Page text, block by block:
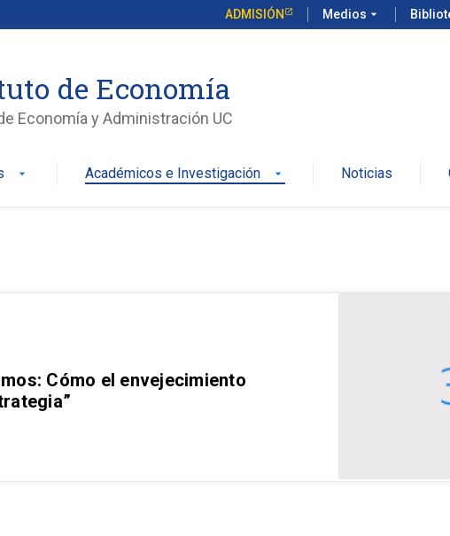
ADMISIÓN Medios arrow_drop_down
de Economía
Economía y Administración UC
arrow_drop_down Académicos e Investigación arrow_drop_down Noticias
Cómo el envejecimiento